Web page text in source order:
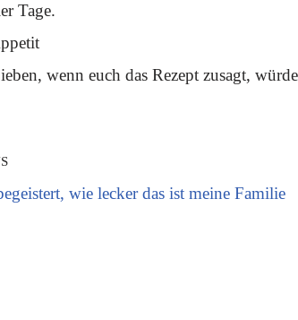
Tage.
wenn euch das Rezept zusagt,
wie lecker das ist meine Familie